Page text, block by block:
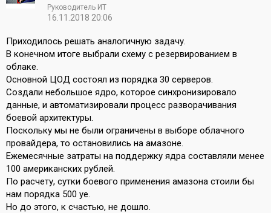
Руководитель ИТ
16.11.2018 20:06
Приходилось решать аналогичную задачу.
В конечном итоге выбрали схему с резервированием в
облаке.
Основной ЦОД состоял из порядка 30 серверов.
Создали небольшое ядро, которое синхронизировало
данные, и автоматизировали процесс разворачивания
боевой архитектуры.
Поскольку мы не были ограничены в выборе облачного
провайдера, то остановились на амазоне.
Ежемесячные затраты на поддержку ядра составляли менее
100 американских рублей.
По расчету, сутки боевого применения амазона стоили бы
нам порядка 500 уе.
Но до этого, к счастью, не дошло.